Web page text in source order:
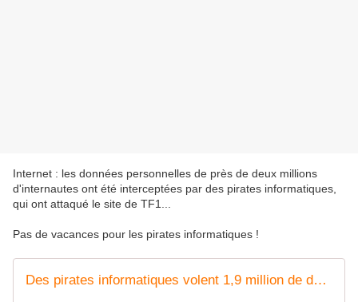
Internet : les données personnelles de près de deux millions
d'internautes ont été interceptées par des pirates informatiques,
qui ont attaqué le site de TF1...
Pas de vacances pour les pirates informatiques !
Des pirates informatiques volent 1,9 million de données personnelles à TF1